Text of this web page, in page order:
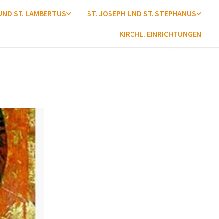
ST. LAMBERTUS ST. JOSEPH UND ST. STEPHANUS
KIRCHL. EINRICHTUNGEN